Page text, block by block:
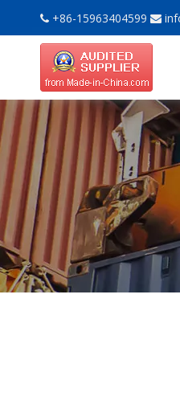
 +86-15963404599 